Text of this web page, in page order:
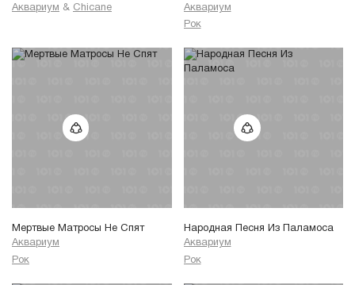
Аквариум & Chicane
Аквариум
Рок
Мертвые Матросы Не Спят
Аквариум
Рок
Народная Песня Из Паламоса
Аквариум
Рок